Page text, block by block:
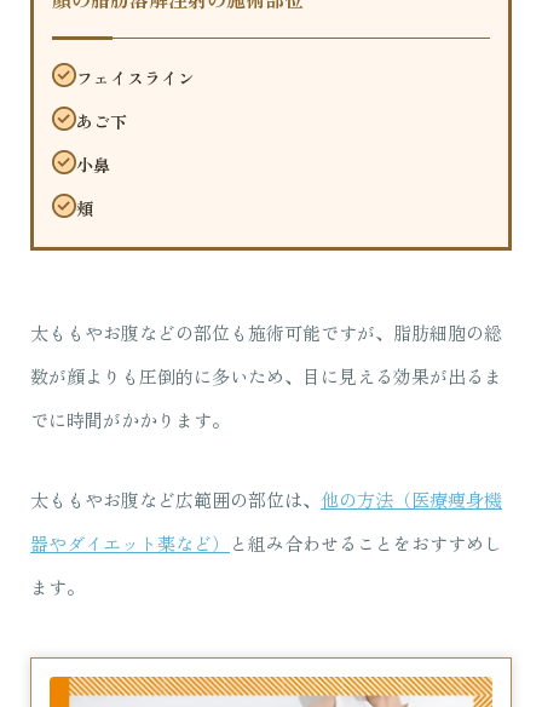
フェイスライン
あご下
小鼻
頬
太ももやお腹などの部位も施術可能ですが、脂肪細胞の総
数が顔よりも圧倒的に多いため、目に見える効果が出るま
でに時間がかかります。
太ももやお腹など広範囲の部位は、 他の方法（医療痩身機
器やダイエット薬など）
と組み合わせることをおすすめし
ます。